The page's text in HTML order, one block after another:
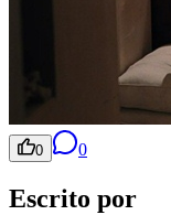
0 0
Escrito por